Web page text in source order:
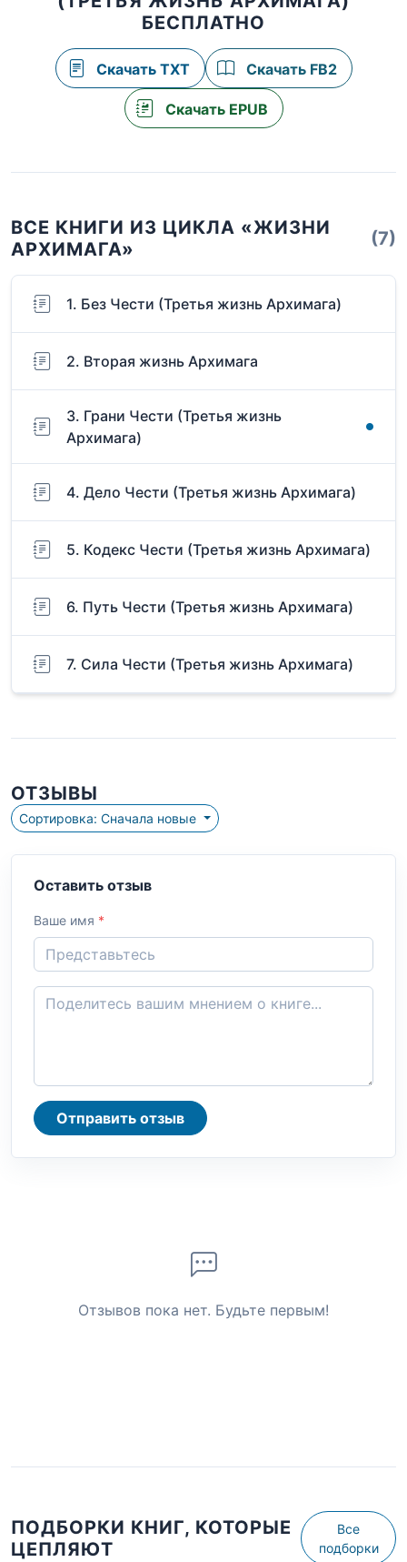
БЕСПЛАТНО
Скачать TXT Скачать FB2
Скачать EPUB
ВСЕ КНИГИ ИЗ ЦИКЛА «ЖИЗНИ
АРХИМАГА»
(7)
1. Без Чести (Третья жизнь Архимага)
2. Вторая жизнь Архимага
3. Грани Чести (Третья жизнь
Архимага)
4. Дело Чести (Третья жизнь Архимага)
5. Кодекс Чести (Третья жизнь Архимага)
6. Путь Чести (Третья жизнь Архимага)
7. Сила Чести (Третья жизнь Архимага)
ОТЗЫВЫ
Сортировка: Сначала новые
Оставить отзыв
Ваше имя *
Отправить отзыв
Отзывов пока нет. Будьте первым!
ПОДБОРКИ КНИГ, КОТОРЫЕ
ЦЕПЛЯЮТ
Все
подборки